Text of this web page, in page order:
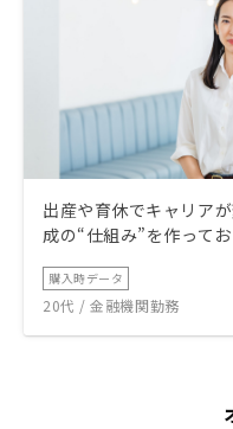
出産や育休でキャリア
成の“仕組み”を作ってお
購入時データ
20代 / 金融機関勤務